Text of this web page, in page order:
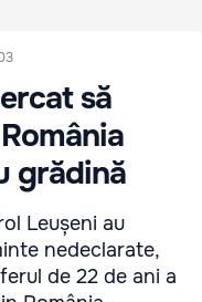
să
grădină
Leușeni au
nedeclarate,
de 22 de ani a